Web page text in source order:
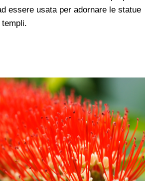
essere usata per adornare le statue